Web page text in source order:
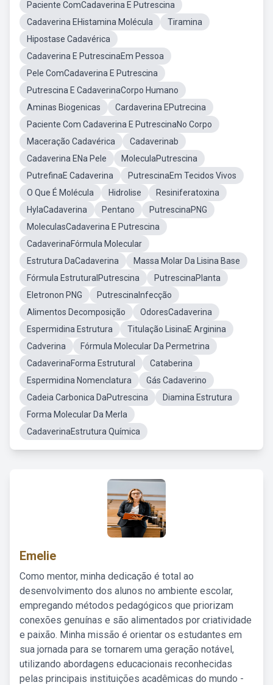
Paciente ComCadaverina E Putrescina
Cadaverina EHistamina Molécula
Tiramina
Hipostase Cadavérica
Cadaverina E PutrescinaEm Pessoa
Pele ComCadaverina E Putrescina
Putrescina E CadaverinaCorpo Humano
Aminas Biogenicas
Cardaverina EPutrecina
Paciente Com Cadaverina E PutrescinaNo Corpo
Maceração Cadavérica
Cadaverinab
Cadaverina ENa Pele
MoleculaPutrescina
PutrefinaE Cadaverina
PutrescinaEm Tecidos Vivos
O Que É Molécula
Hidrolise
Resiniferatoxina
HylaCadaverina
Pentano
PutrescinaPNG
MoleculasCadaverina E Putrescina
CadaverinaFórmula Molecular
Estrutura DaCadaverina
Massa Molar Da Lisina Base
Fórmula EstruturalPutrescina
PutrescinaPlanta
Eletronon PNG
PutrescinaInfecção
Alimentos Decomposição
OdoresCadaverina
Espermidina Estrutura
Titulação LisinaE Arginina
Cadverina
Fórmula Molecular Da Permetrina
CadaverinaForma Estrutural
Cataberina
Espermidina Nomenclatura
Gás Cadaverino
Cadeia Carbonica DaPutrescina
Diamina Estrutura
Forma Molecular Da Merla
CadaverinaEstrutura Química
Emelie
Como mentor, minha dedicação é total ao
desenvolvimento dos alunos no ambiente escolar,
empregando métodos pedagógicos que priorizam
conexões genuínas e são alimentados por criatividade
e paixão. Minha missão é orientar os estudantes em
sua jornada para se tornarem uma geração notável,
utilizando abordagens educacionais reconhecidas
pelas principais instituições acadêmicas do mundo -